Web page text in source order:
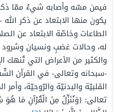
فيمن مسّه وأصابه شيءٌ ممّا
يكون منها الابتعاد عن ذكر
الطاعات وخاصّة الابتعاد عن
له، وحالات غضبٍ ونسيان وشرود
والكثير من الأعراض التي تُنهك
-سبحانه وتعالى- في القرآن
القلبيّة والبدنيّة والرّوحيّة،
تعالى: {وَنُنَزِّلُ مِنَ الْقُرْآنِ مَا هُوَ